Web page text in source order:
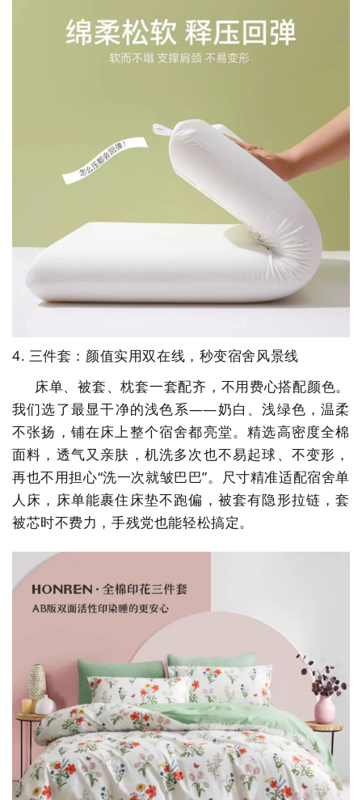
4. 三件套：颜值实用双在线，秒变宿舍风景线
床单、被套、枕套一套配齐，不用费心搭配颜色。
我们选了最显干净的浅色系——奶白、浅绿色，温柔
不张扬，铺在床上整个宿舍都亮堂。精选高密度全棉
面料，透气又亲肤，机洗多次也不易起球、不变形，
再也不用担心“洗一次就皱巴巴”。尺寸精准适配宿舍单
人床，床单能裹住床垫不跑偏，被套有隐形拉链，套
被芯时不费力，手残党也能轻松搞定。
立即提交